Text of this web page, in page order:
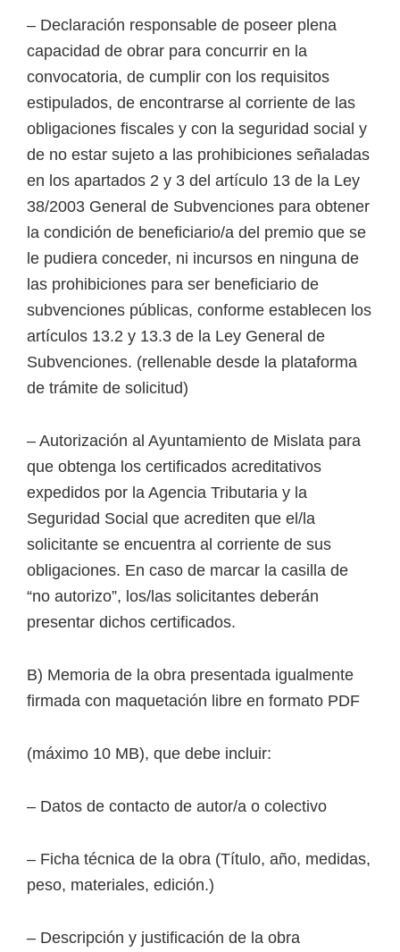
– Declaración responsable de poseer plena
capacidad de obrar para concurrir en la
convocatoria, de cumplir con los requisitos
estipulados, de encontrarse al corriente de las
obligaciones fiscales y con la seguridad social y
de no estar sujeto a las prohibiciones señaladas
en los apartados 2 y 3 del artículo 13 de la Ley
38/2003 General de Subvenciones para obtener
la condición de beneficiario/a del premio que se
le pudiera conceder, ni incursos en ninguna de
las prohibiciones para ser beneficiario de
subvenciones públicas, conforme establecen los
artículos 13.2 y 13.3 de la Ley General de
Subvenciones. (rellenable desde la plataforma
de trámite de solicitud)
– Autorización al Ayuntamiento de Mislata para
que obtenga los certificados acreditativos
expedidos por la Agencia Tributaria y la
Seguridad Social que acrediten que el/la
solicitante se encuentra al corriente de sus
obligaciones. En caso de marcar la casilla de
“no autorizo”, los/las solicitantes deberán
presentar dichos certificados.
B) Memoria de la obra presentada igualmente
firmada con maquetación libre en formato PDF
(máximo 10 MB), que debe incluir:
– Datos de contacto de autor/a o colectivo
– Ficha técnica de la obra (Título, año, medidas,
peso, materiales, edición.)
– Descripción y justificación de la obra